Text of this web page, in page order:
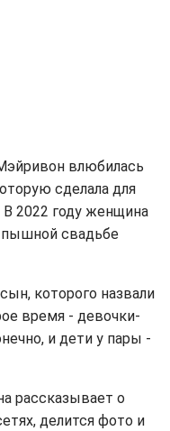
влюбилась
сделала для
2022 году женщина
свадьбе
которого назвали
время - девочки-
и дети у пары -
рассказывает о
делится фото и